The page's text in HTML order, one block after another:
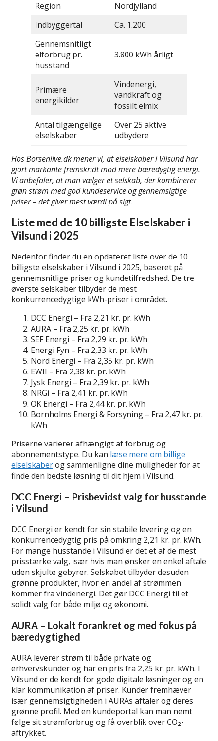
Region
Nordjylland
Indbyggertal
Ca. 1.200
Gennemsnitligt
elforbrug pr.
husstand
3.800 kWh årligt
Primære
energikilder
Vindenergi,
vandkraft og
fossilt elmix
Antal tilgængelige
elselskaber
Over 25 aktive
udbydere
Hos Borsenlive.dk mener vi, at elselskaber i Vilsund har
gjort markante fremskridt mod mere bæredygtig energi.
Vi anbefaler, at man vælger et selskab, der kombinerer
grøn strøm med god kundeservice og gennemsigtige
priser – det giver mest værdi på sigt.
Liste med de 10 billigste Elselskaber i
Vilsund i 2025
Nedenfor finder du en opdateret liste over de 10
billigste elselskaber i Vilsund i 2025, baseret på
gennemsnitlige priser og kundetilfredshed. De tre
øverste selskaber tilbyder de mest
konkurrencedygtige kWh-priser i området.
DCC Energi – Fra 2,21 kr. pr. kWh
AURA – Fra 2,25 kr. pr. kWh
SEF Energi – Fra 2,29 kr. pr. kWh
Energi Fyn – Fra 2,33 kr. pr. kWh
Nord Energi – Fra 2,35 kr. pr. kWh
EWII – Fra 2,38 kr. pr. kWh
Jysk Energi – Fra 2,39 kr. pr. kWh
NRGi – Fra 2,41 kr. pr. kWh
OK Energi – Fra 2,44 kr. pr. kWh
Bornholms Energi & Forsyning – Fra 2,47 kr. pr.
kWh
Priserne varierer afhængigt af forbrug og
abonnementstype. Du kan læse mere om billige
elselskaberog sammenligne dine muligheder for at
finde den bedste løsning til dit hjem i Vilsund.
DCC Energi – Prisbevidst valg for husstande
i Vilsund
DCC Energi er kendt for sin stabile levering og en
konkurrencedygtig pris på omkring 2,21 kr. pr. kWh.
For mange husstande i Vilsund er det et af de mest
prisstærke valg, især hvis man ønsker en enkel aftale
uden skjulte gebyrer. Selskabet tilbyder desuden
grønne produkter, hvor en andel af strømmen
kommer fra vindenergi. Det gør DCC Energi til et
solidt valg for både miljø og økonomi.
AURA – Lokalt forankret og med fokus på
bæredygtighed
AURA leverer strøm til både private og
erhvervskunder og har en pris fra 2,25 kr. pr. kWh. I
Vilsund er de kendt for gode digitale løsninger og en
klar kommunikation af priser. Kunder fremhæver
især gennemsigtigheden i AURAs aftaler og deres
grønne profil. Med en kundeportal kan man nemt
følge sit strømforbrug og få overblik over CO₂-
aftrykket.